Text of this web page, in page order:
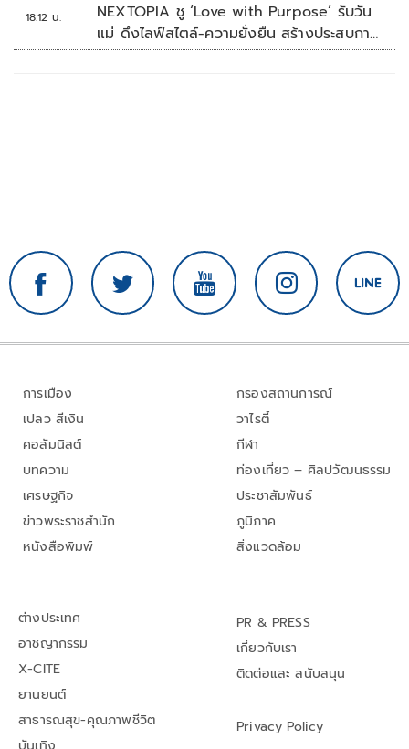
18:12 น.
NEXTOPIA ชู ‘Love with Purpose’ รับวัน
แม่ ดึงไลฟ์สไตล์-ความยั่งยืน สร้างประสบกา
รณ์ช้อปปิงมีความหมาย
การเมือง
เปลว สีเงิน
คอลัมนิสต์
บทความ
เศรษฐกิจ
ข่าวพระราชสำนัก
หนังสือพิมพ์
กรองสถานการณ์
วาไรตี้
กีฬา
ท่องเที่ยว – ศิลปวัฒนธรรม
ประชาสัมพันธ์
ภูมิภาค
สิ่งแวดล้อม
ต่างประเทศ
อาชญากรรม
X-CITE
ยานยนต์
สาธารณสุข-คุณภาพชีวิต
PR & PRESS
เกี่ยวกับเรา
ติดต่อและ สนับสนุน
Privacy Policy